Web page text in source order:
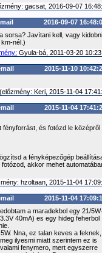
gacsat, 2016-09-07
2016-09-07
sorsa? Javítani kell, vagy
nél.)
Gyula-bá, 2011-03-20
2015-11-10
(előzmény: Keri, 2015-11-04
2015-11-04
fényforrást, és fotózd le középről
a fényképezőgép
akkor mehet
hzoltaan, 2015-11-04
2015-11-04
a maradekbol egy 21/
40mA) es egy hideg feherbol
Nna, ez talan keves a feknek,
ilyesmi miatt szerintem ez is
fenymero, mert egyszerre